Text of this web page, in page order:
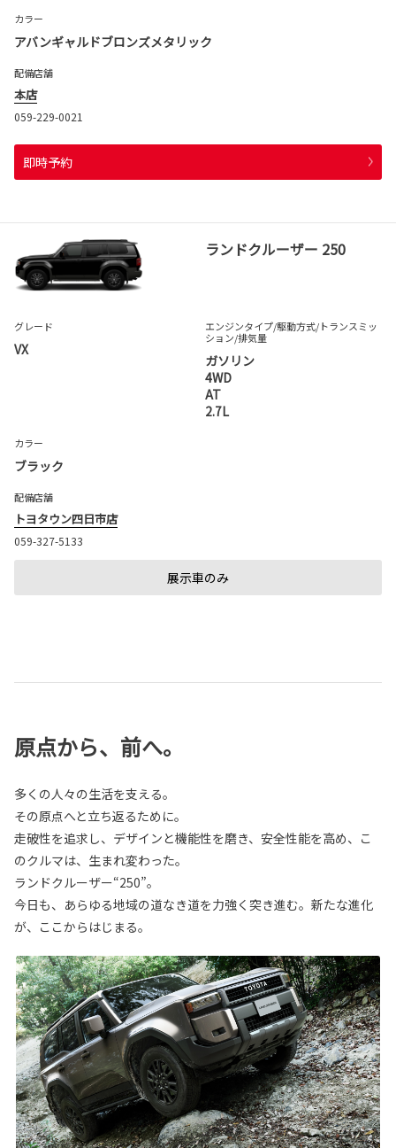
カラー
アバンギャルドブロンズメタリック
配備店舗
本店
059-229-0021
即時予約
ランドクルーザー 250
グレード
VX
エンジンタイプ/駆動方式/トランスミッ
ション/排気量
ガソリン
4WD
AT
2.7L
カラー
ブラック
配備店舗
トヨタウン四日市店
059-327-5133
展示車のみ
原点から、前へ。
多くの人々の生活を支える。
その原点へと立ち返るために。
走破性を追求し、デザインと機能性を磨き、安全性能を高め、こ
のクルマは、生まれ変わった。
ランドクルーザー“250”。
今日も、あらゆる地域の道なき道を力強く突き進む。新たな進化
が、ここからはじまる。